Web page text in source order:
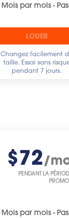
Mois par mois -
LOUER
Changez facilement
taille. Essai sans
pendant 7 jours.
$72/
PENDANT LA
Mois par mois -